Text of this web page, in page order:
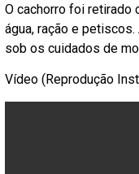
O cachorro foi retirado
água, ração e
sob os cuidados de
Vídeo (Reprodução